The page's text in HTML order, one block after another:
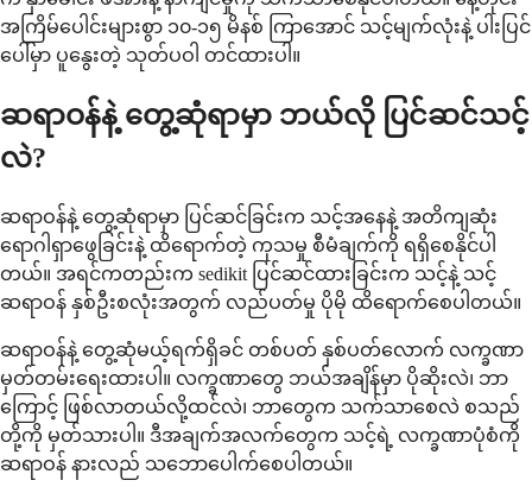
အကြိမ်ပေါင်းများစွာ ၁၀-၁၅ မိနစ် ကြာအောင် သင့်မျက်လုံးနဲ့ ပါးပြင်
ပေါ်မှာ ပူနွေးတဲ့ သုတ်ပဝါ တင်ထားပါ။
ဆရာဝန်နဲ့ တွေ့ဆုံရာမှာ ဘယ်လို ပြင်ဆင်သင့်
လဲ?
ဆရာဝန်နဲ့ တွေ့ဆုံရာမှာ ပြင်ဆင်ခြင်းက သင့်အနေနဲ့ အတိကျဆုံး
ရောဂါရှာဖွေခြင်းနဲ့ ထိရောက်တဲ့ ကုသမှု စီမံချက်ကို ရရှိစေနိုင်ပါ
တယ်။ အရင်ကတည်းက sedikit ပြင်ဆင်ထားခြင်းက သင့်နဲ့ သင့်
ဆရာဝန် နှစ်ဦးစလုံးအတွက် လည်ပတ်မှု ပိုမို ထိရောက်စေပါတယ်။
ဆရာဝန်နဲ့ တွေ့ဆုံမယ့်ရက်ရှိခင် တစ်ပတ် နှစ်ပတ်လောက် လက္ခဏာ
မှတ်တမ်းရေးထားပါ။ လက္ခဏာတွေ ဘယ်အချိန်မှာ ပိုဆိုးလဲ၊ ဘာ
ကြောင့် ဖြစ်လာတယ်လို့ထင်လဲ၊ ဘာတွေက သက်သာစေလဲ စသည်
တို့ကို မှတ်သားပါ။ ဒီအချက်အလက်တွေက သင့်ရဲ့ လက္ခဏာပုံစံကို
ဆရာဝန် နားလည် သဘောပေါက်စေပါတယ်။